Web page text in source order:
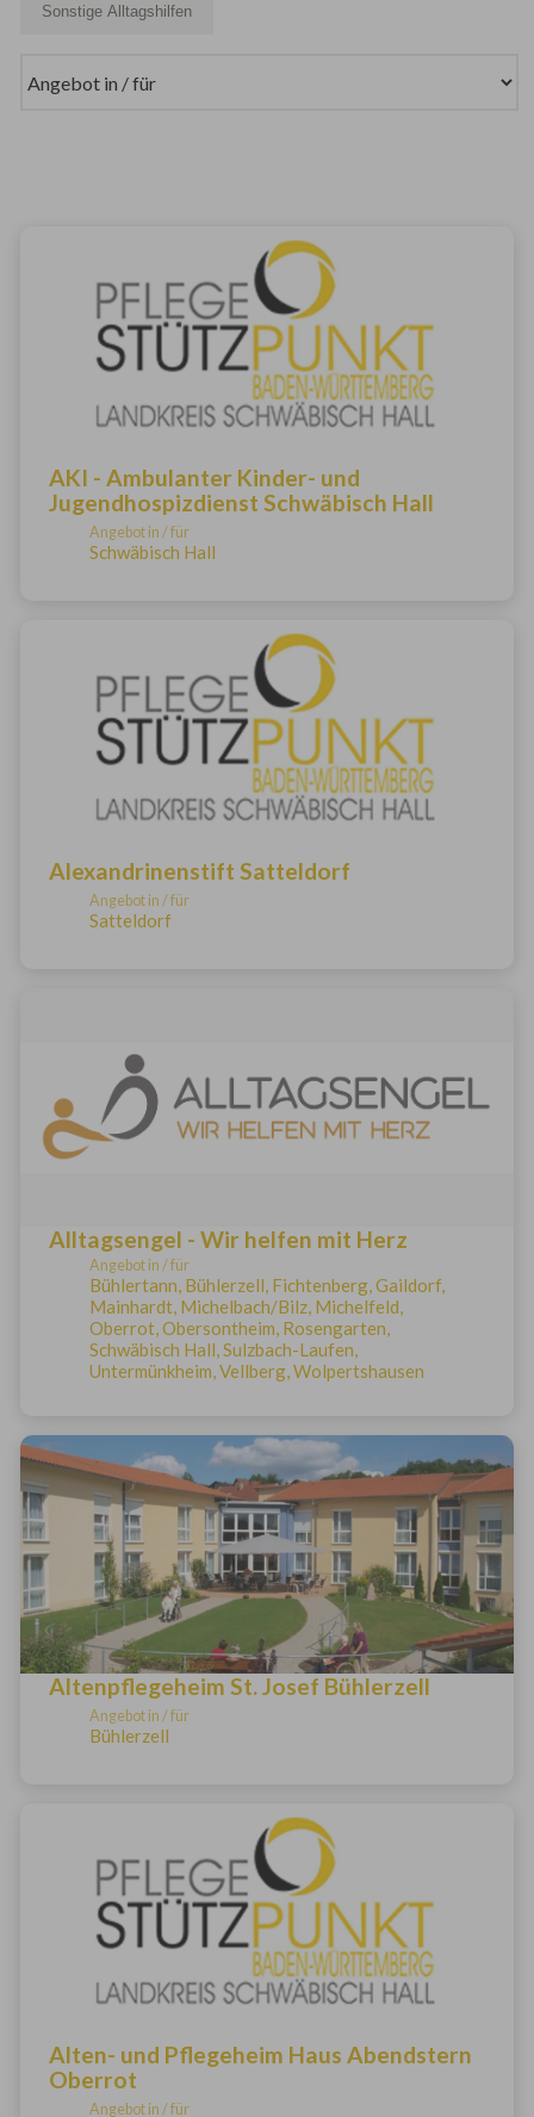
Sonstige Alltagshilfen
AKI - Ambulanter Kinder- und
Jugendhospizdienst Schwäbisch Hall
Angebot in / für
Schwäbisch Hall
Alexandrinenstift Satteldorf
Angebot in / für
Satteldorf
Alltagsengel - Wir helfen mit Herz
Angebot in / für
Bühlertann, Bühlerzell, Fichtenberg, Gaildorf,
Mainhardt, Michelbach/Bilz, Michelfeld,
Oberrot, Obersontheim, Rosengarten,
Schwäbisch Hall, Sulzbach-Laufen,
Untermünkheim, Vellberg, Wolpertshausen
Altenpflegeheim St. Josef Bühlerzell
Angebot in / für
Bühlerzell
Alten- und Pflegeheim Haus Abendstern
Oberrot
Angebot in / für